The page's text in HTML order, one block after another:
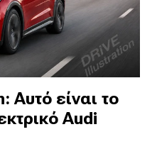
Αυτό είναι το
Audi